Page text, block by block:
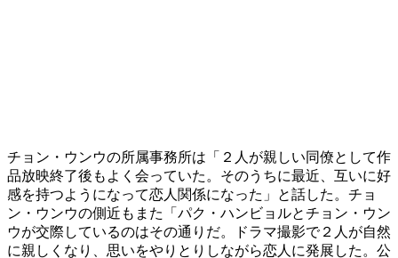
チョン・ウンウの所属事務所は「２人が親しい同僚として作
品放映終了後もよく会っていた。そのうちに最近、互いに好
感を持つようになって恋人関係になった」と話した。チョ
ン・ウンウの側近もまた「パク・ハンビョルとチョン・ウン
ウが交際しているのはその通りだ。ドラマ撮影で２人が自然
に親しくなり、思いをやりとりしながら恋人に発展した。公